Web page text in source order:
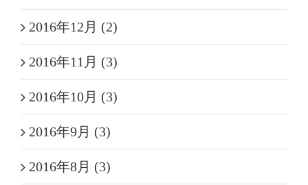
2016年12月 (2)
2016年11月 (3)
2016年10月 (3)
2016年9月 (3)
2016年8月 (3)